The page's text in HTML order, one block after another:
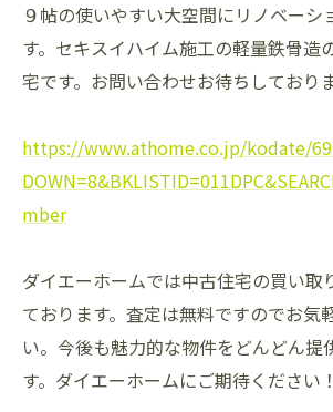
９帖の使いやすい大空間にリノベーシ
す。セキスイハイム施工の軽量鉄骨造
宅です。お問い合わせお待ちしておりま
https://www.athome.co.jp/kodate/
mber
ダイエーホームでは中古住宅の買い取
ております。査定は無料ですのでお気
い。今後も魅力的な物件をどんどん提
す。ダイエーホームにご期待ください！